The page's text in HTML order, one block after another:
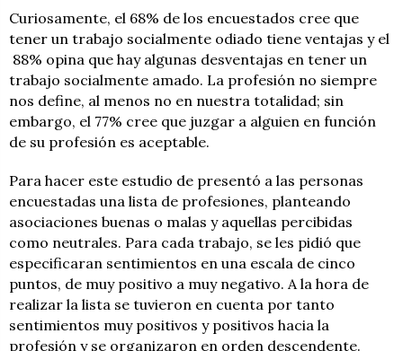
Curiosamente, el 68% de los encuestados cree que
tener un trabajo socialmente odiado tiene ventajas y el
88% opina que hay algunas desventajas en tener un
trabajo socialmente amado. La profesión no siempre
nos define, al menos no en nuestra totalidad; sin
embargo, el 77% cree que juzgar a alguien en función
de su profesión es aceptable.
Para hacer este estudio de presentó a las personas
encuestadas una lista de profesiones, planteando
asociaciones buenas o malas y aquellas percibidas
como neutrales. Para cada trabajo, se les pidió que
especificaran sentimientos en una escala de cinco
puntos, de muy positivo a muy negativo. A la hora de
realizar la lista se tuvieron en cuenta por tanto
sentimientos muy positivos y positivos hacia la
profesión y se organizaron en orden descendente.